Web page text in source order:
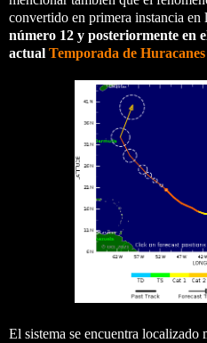
convertido en primera instancia en
número 12 y posteriormente en
actual Temporada de
El sistema se encuentra